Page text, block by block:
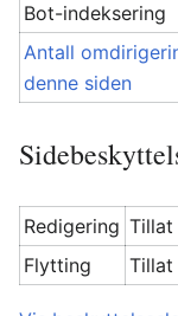
Bot-indeksering
Antall
denne siden
Redigering Tillat
Flytting
Tillat